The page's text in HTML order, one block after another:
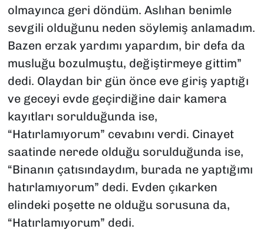
olmayınca geri döndüm. Aslıhan benimle
sevgili olduğunu neden söylemiş anlamadım.
Bazen erzak yardımı yapardım, bir defa da
musluğu bozulmuştu, değiştirmeye gittim”
dedi. Olaydan bir gün önce eve giriş yaptığı
ve geceyi evde geçirdiğine dair kamera
kayıtları sorulduğunda ise,
“Hatırlamıyorum” cevabını verdi. Cinayet
saatinde nerede olduğu sorulduğunda ise,
“Binanın çatısındaydım, burada ne yaptığımı
hatırlamıyorum” dedi. Evden çıkarken
elindeki poşette ne olduğu sorusuna da,
“Hatırlamıyorum” dedi.